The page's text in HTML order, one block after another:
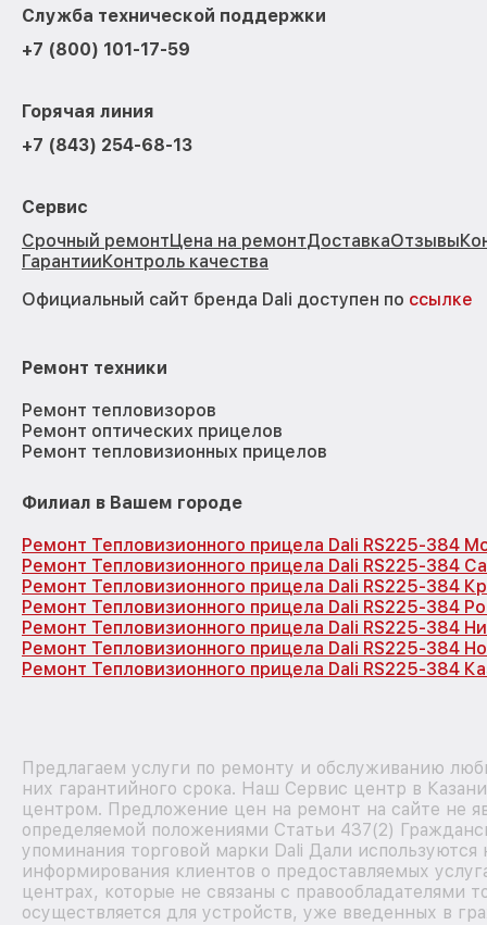
Служба технической поддержки
+7 (800) 101-17-59
Горячая линия
+7 (843) 254-68-13
Сервис
Срочный ремонтЦена на ремонтДоставкаОтзывы
ГарантииКонтроль качества
Официальный сайт бренда Dali доступен по ссылке
Ремонт техники
Ремонт тепловизоров
Ремонт оптических прицелов
Ремонт тепловизионных прицелов
Филиал в Вашем городе
Ремонт Тепловизионного прицела Dali RS225-384
Ремонт Тепловизионного прицела Dali RS225-384
Ремонт Тепловизионного прицела Dali RS225-384
Ремонт Тепловизионного прицела Dali RS225-384
Ремонт Тепловизионного прицела Dali RS225-384
Ремонт Тепловизионного прицела Dali RS225-384
Ремонт Тепловизионного прицела Dali RS225-384
Предлагаем услуги по ремонту и обслуживанию
них гарантийного срока. Наш Сервис центр в
центром. Предложение цен на ремонт на сайте не
определяемой положениями Статьи 437(2)
упоминания торговой марки Dali Дали
информирования клиентов о предоставляемых
центрах, которые не связаны с правообладателями
осуществляется для устройств, уже введенных в